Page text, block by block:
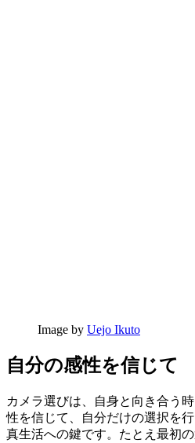
Image by Uejo Ikuto
自分の感性を信じて
カメラ選びは、自身と向き合う
性を信じて、自分だけの選択を
真生活への鍵です。たとえ最初